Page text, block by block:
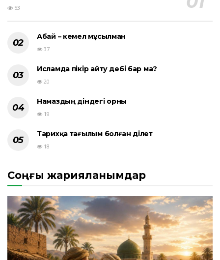
53
Абай – кемел мұсылман
37
Исламда пікір айту әдебі бар ма?
20
Намаздың діндегі орны
19
Тарихқа тағылым болған әділет
18
Соңғы жарияланымдар